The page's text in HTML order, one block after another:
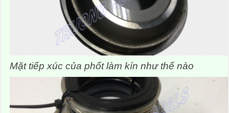
Mặt tiếp xúc của phốt làm kín như thế nào